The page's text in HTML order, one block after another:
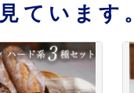
ています